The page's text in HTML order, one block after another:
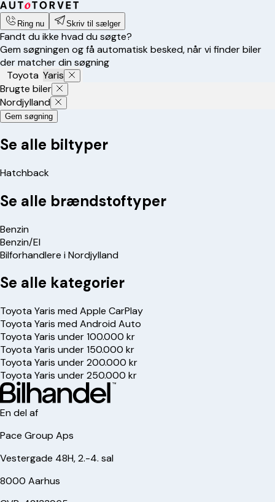
Ring nu Skriv til sælger
Fandt du ikke hvad du søgte?
Gem søgningen og få automatisk besked, når vi finder biler
der matcher din søgning
Toyota Yaris
Brugte biler
Nordjylland
Gem søgning
Se alle biltyper
Hatchback
Se alle brændstoftyper
Benzin
Benzin/El
Bilforhandlere i Nordjylland
Se alle kategorier
Toyota Yaris med Apple CarPlay
Toyota Yaris med Android Auto
Toyota Yaris under 100.000 kr
Toyota Yaris under 150.000 kr
Toyota Yaris under 200.000 kr
Toyota Yaris under 250.000 kr
En del af
Pace Group Aps
Vestergade 48H, 2.-4. sal
8000 Aarhus